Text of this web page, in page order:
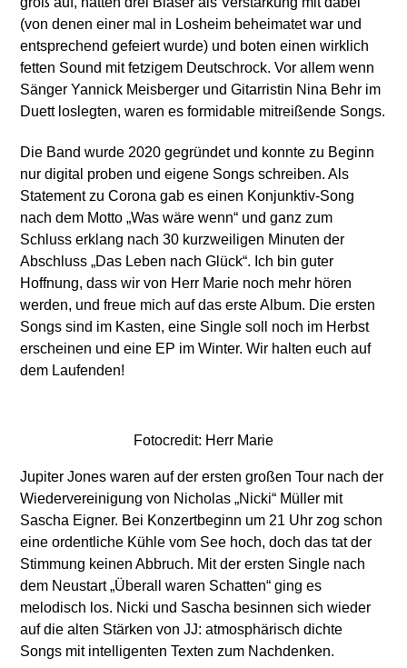
(von denen einer mal in Losheim beheimatet war und
entsprechend gefeiert wurde) und boten einen wirklich
fetten Sound mit fetzigem Deutschrock. Vor allem wenn
Sänger Yannick Meisberger und Gitarristin Nina Behr im
Duett loslegten, waren es formidable mitreißende Songs.
Die Band wurde 2020 gegründet und konnte zu Beginn
nur digital proben und eigene Songs schreiben. Als
Statement zu Corona gab es einen Konjunktiv-Song
nach dem Motto „Was wäre wenn“ und ganz zum
Schluss erklang nach 30 kurzweiligen Minuten der
Abschluss „Das Leben nach Glück“. Ich bin guter
Hoffnung, dass wir von Herr Marie noch mehr hören
werden, und freue mich auf das erste Album. Die ersten
Songs sind im Kasten, eine Single soll noch im Herbst
erscheinen und eine EP im Winter. Wir halten euch auf
dem Laufenden!
Fotocredit: Herr Marie
Jupiter Jones waren auf der ersten großen Tour nach der
Wiedervereinigung von Nicholas „Nicki“ Müller mit
Sascha Eigner. Bei Konzertbeginn um 21 Uhr zog schon
eine ordentliche Kühle vom See hoch, doch das tat der
Stimmung keinen Abbruch. Mit der ersten Single nach
dem Neustart „Überall waren Schatten“ ging es
melodisch los. Nicki und Sascha besinnen sich wieder
auf die alten Stärken von JJ: atmosphärisch dichte
Songs mit intelligenten Texten zum Nachdenken.